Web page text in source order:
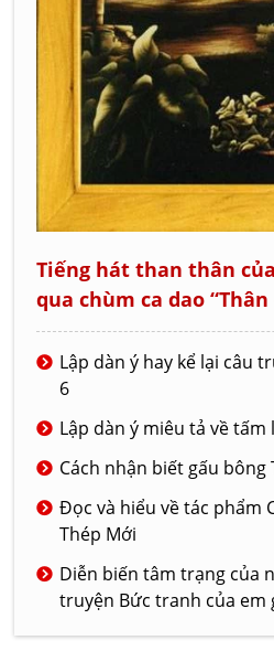
Tiếng hát than thân
qua chùm ca dao “Thân
Lập dàn ý hay kể lại câu
6
Lập dàn ý miêu tả về
Cách nhận biết gấu
Đọc và hiểu về tác phẩm
Thép Mới
Diễn biến tâm trạng của
truyện Bức tranh của em